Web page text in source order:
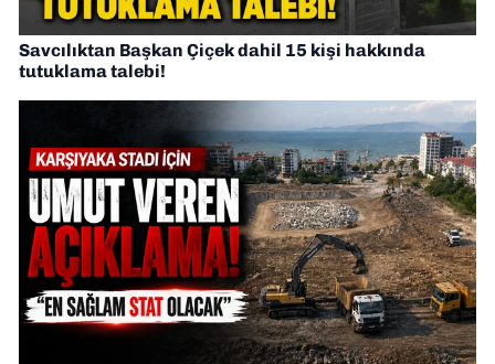
Savcılıktan Başkan Çiçek dahil 15 kişi hakkında
tutuklama talebi!